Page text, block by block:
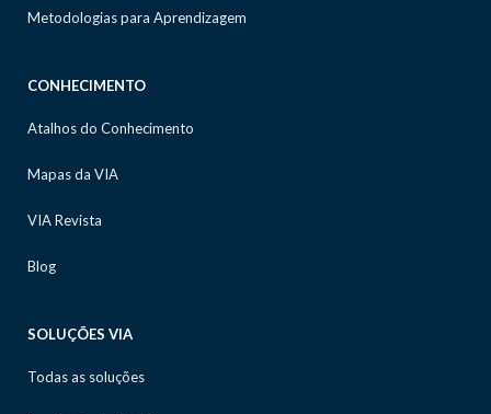
Metodologias para Aprendizagem
CONHECIMENTO
Atalhos do Conhecimento
Mapas da VIA
VIA Revista
Blog
SOLUÇÕES VIA
Todas as soluções